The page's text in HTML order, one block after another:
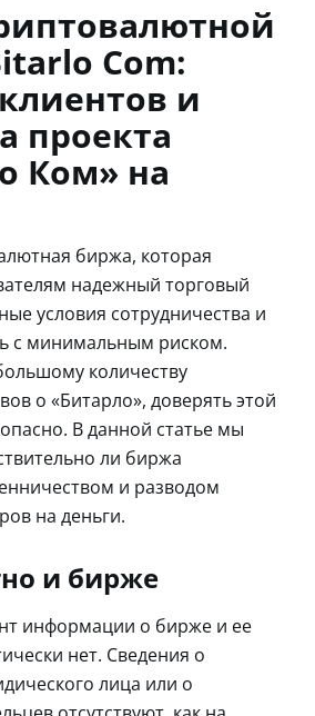
Com:
и
проекта
Ком» на
биржа, которая
надежный торговый
условия сотрудничества и
с минимальным риском.
количеству
о «Битарло», доверять этой
В данной статье мы
ли биржа
и разводом
на деньги.
и бирже
информации о бирже и ее
нет. Сведения о
лица или о